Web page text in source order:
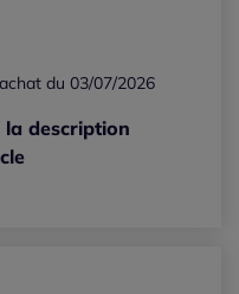
du 03/07/2026
la description